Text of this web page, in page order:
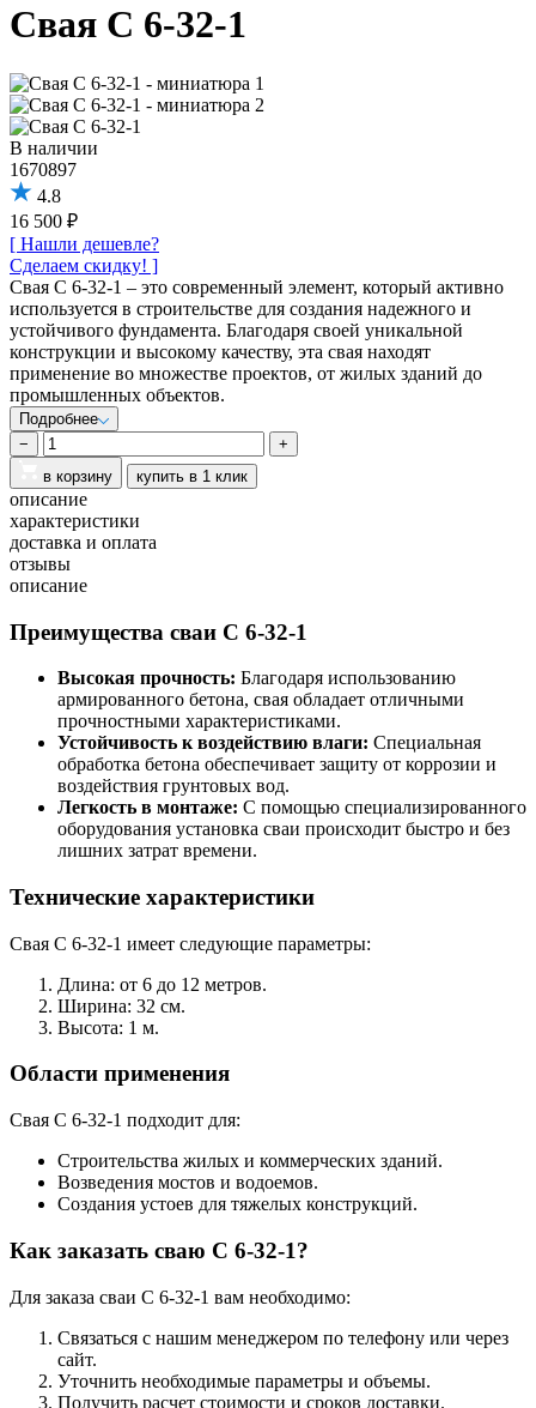
Свая С 6-32-1
В наличии
1670897
4.8
16 500 ₽
[ Нашли дешевле?
Сделаем скидку! ]
Свая С 6-32-1 – это современный элемент, который активно
используется в строительстве для создания надежного и
устойчивого фундамента. Благодаря своей уникальной
конструкции и высокому качеству, эта свая находят
применение во множестве проектов, от жилых зданий до
промышленных объектов.
Подробнее
−
+
в корзину
купить в 1 клик
описание
характеристики
доставка и оплата
отзывы
описание
Преимущества сваи С 6-32-1
Высокая прочность: Благодаря использованию
армированного бетона, свая обладает отличными
прочностными характеристиками.
Устойчивость к воздействию влаги: Специальная
обработка бетона обеспечивает защиту от коррозии и
воздействия грунтовых вод.
Легкость в монтаже: С помощью специализированного
оборудования установка сваи происходит быстро и без
лишних затрат времени.
Технические характеристики
Свая С 6-32-1 имеет следующие параметры:
Длина: от 6 до 12 метров.
Ширина: 32 см.
Высота: 1 м.
Области применения
Свая С 6-32-1 подходит для:
Строительства жилых и коммерческих зданий.
Возведения мостов и водоемов.
Создания устоев для тяжелых конструкций.
Как заказать сваю С 6-32-1?
Для заказа сваи С 6-32-1 вам необходимо:
Связаться с нашим менеджером по телефону или через
сайт.
Уточнить необходимые параметры и объемы.
Получить расчет стоимости и сроков доставки.